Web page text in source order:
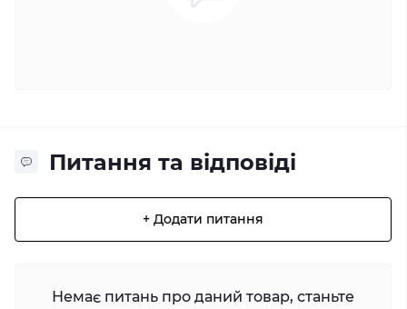
Питання та відповіді
+ Додати питання
Немає питань про даний товар, станьте